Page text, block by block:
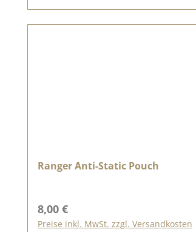
Ranger Anti-Static Pouch
Regulärer Preis:
8,00 €
Preise inkl. MwSt. zzgl. Versandkosten